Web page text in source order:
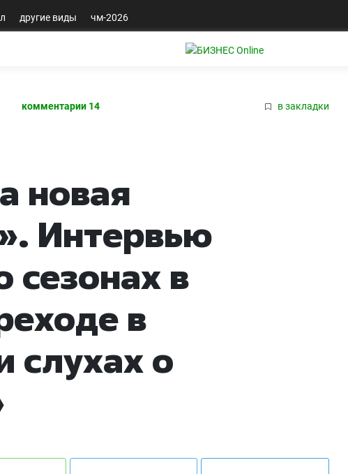
другие виды чм-2026
комментарии 14 в закладки
новая
Интервью
сезонах в
в
слухах о